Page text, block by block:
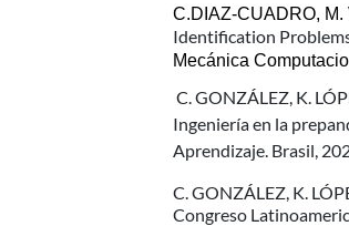
C.DIAZ-CUADRO, M.
Identification
Mecánica
C. GONZÁLEZ, K.
Ingeniería en la
Aprendizaje. Brasil,
C. GONZÁLEZ, K.
Congreso